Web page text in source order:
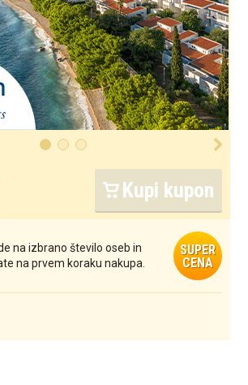
Kupi kupon
na izbrano število oseb in
na prvem koraku nakupa.
SUPER
CENA